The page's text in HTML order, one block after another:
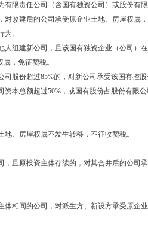
限责任公司（含国有独资公司）或股份有
改建后的公司承受原企业土地、房屋权属
。
组建新公司，且该国有独资企业（公司）
，免征契税。
股份超过85%的，对新公司承受该国有控股
本总额超过50%，或国有股份占股份有限
、房屋权属不发生转移，不征收契税。
且原投资主体存续的，对其合并后的公司
同的公司，对派生方、新设方承受原企业